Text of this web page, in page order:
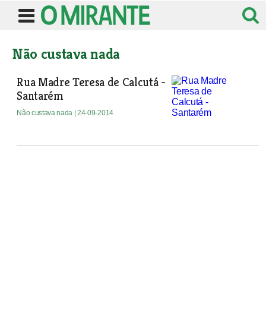
Não custava nada
Rua Madre Teresa de Calcutá -
Santarém
Não custava nada | 24-09-2014